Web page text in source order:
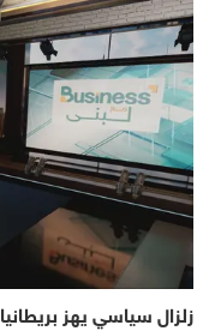
زلزال سياسي يهز بريطانيا